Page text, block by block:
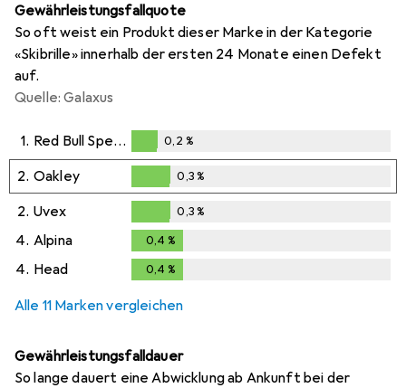
Gewährleistungsfallquote
So oft weist ein Produkt dieser Marke in der Kategorie
«Skibrille» innerhalb der ersten 24 Monate einen Defekt
auf.
Quelle: Galaxus
1. Red Bull Spect
0,2%
0,2 %
2. Oakley
0,3%
0,3%
2. Uvex
0,3%
0,3%
4. Alpina 0,4 %
4. Head 0,4 %
Alle 11 Marken vergleichen
Gewährleistungsfalldauer
So lange dauert eine Abwicklung ab Ankunft bei der